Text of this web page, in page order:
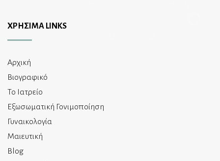
ΧΡΗΣΙΜΑ LINKS
Αρχική
Βιογραφικό
Το Ιατρείο
Εξωσωματική Γονιμοποίηση
Γυναικολογία
Μαιευτική
Blog